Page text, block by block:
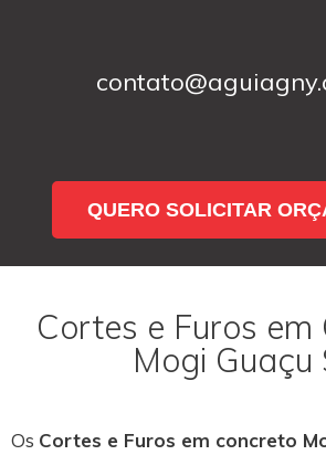
QUERO SOLICITAR
Cortes e Furos em
Mogi Guaçu
Os Cortes e Furos em concreto